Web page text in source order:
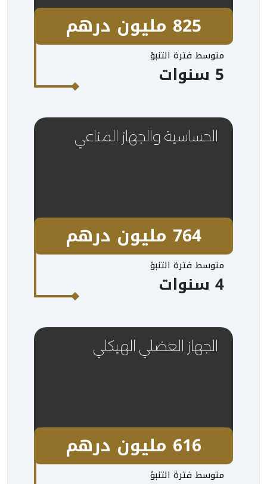
825 مليون درهم
متوسط فترة التنبؤ
5 سنوات
الحساسية والجهاز المناعي
764 مليون درهم
متوسط فترة التنبؤ
4 سنوات
الجهاز العضلي الهيكلي
616 مليون درهم
متوسط فترة التنبؤ